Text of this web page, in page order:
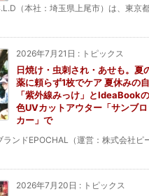
（本社：埼玉県上尾市）は、東京
2026年7月21日 : トピックス
日焼け・虫刺され・あせも。夏
薬に頼らず1枚でケア 夏休みの
「紫外線みっけ」とIdeaBook
色UVカットアウター「サンブ
カー」で
ランドEPOCHAL（運営：株式会社ピ
2026年7月20日 : トピックス